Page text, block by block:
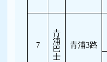
7
青
浦
巴
士
青浦3路